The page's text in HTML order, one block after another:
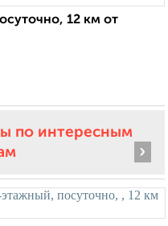
12 км от
по интересным
›